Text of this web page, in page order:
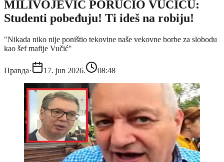
MILIVOJEVIĆ PORUČIO VUČIĆU:
Studenti pobeđuju! Ti ideš na robiju!
"Nikada niko nije poništio tekovine naše vekovne borbe za slobodu
kao šef mafije Vučić"
Правда· 17. jun 2026. 08:48